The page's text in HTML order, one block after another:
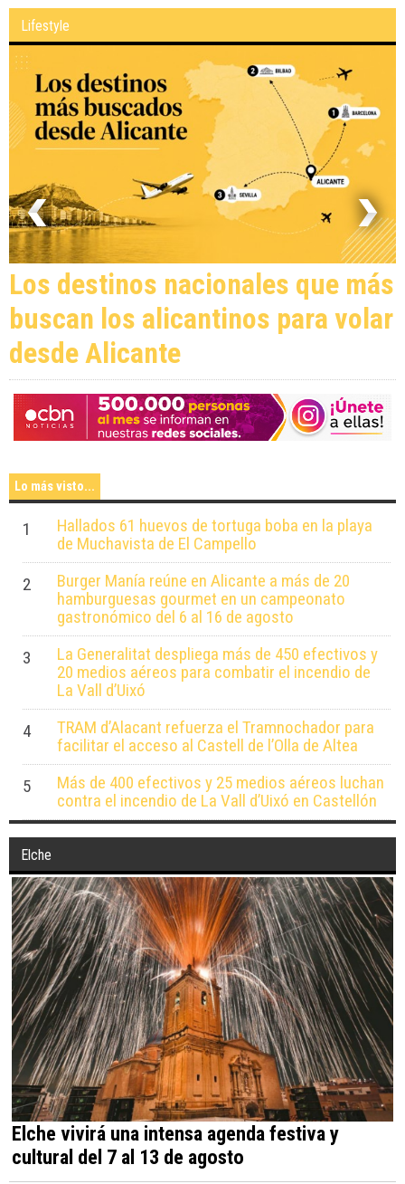
Lifestyle
Los destinos nacionales que más
buscan los alicantinos para volar
desde Alicante
Lo más visto...
1
Hallados 61 huevos de tortuga boba en la playa
de Muchavista de El Campello
2
Burger Manía reúne en Alicante a más de 20
hamburguesas gourmet en un campeonato
gastronómico del 6 al 16 de agosto
3
La Generalitat despliega más de 450 efectivos y
20 medios aéreos para combatir el incendio de
La Vall d’Uixó
4
TRAM d’Alacant refuerza el Tramnochador para
facilitar el acceso al Castell de l’Olla de Altea
5
Más de 400 efectivos y 25 medios aéreos luchan
contra el incendio de La Vall d’Uixó en Castellón
Elche
Elche vivirá una intensa agenda festiva y
cultural del 7 al 13 de agosto